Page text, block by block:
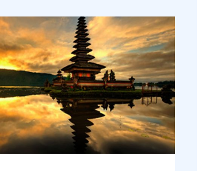
Van Verre stel je jouw eigen reis
je inspireren door dit
Geef jouw persoonlijke wensen
en de reis wordt op maat
Ook de
bepaal jezelf!